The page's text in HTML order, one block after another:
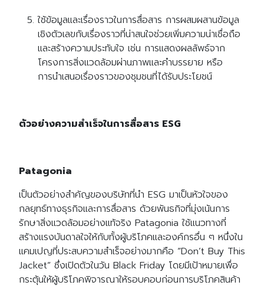
ใช้ข้อมูลและเรื่องราวในการสื่อสาร การผสมผสานข้อมูล
เชิงตัวเลขกับเรื่องราวที่น่าสนใจช่วยเพิ่มความน่าเชื่อถือ
และสร้างความประทับใจ เช่น การแสดงผลลัพธ์จาก
โครงการสิ่งแวดล้อมผ่านภาพและคำบรรยาย หรือ
การนำเสนอเรื่องราวของชุมชนที่ได้รับประโยชน์
ตัวอย่างความสำเร็จในการสื่อสาร ESG
Patagonia
เป็นตัวอย่างสำคัญของบริษัทที่นำ ESG มาเป็นหัวใจของ
กลยุทธ์ทางธุรกิจและการสื่อสาร ด้วยพันธกิจที่มุ่งเน้นการ
รักษาสิ่งแวดล้อมอย่างแท้จริง Patagonia ใช้แนวทางที่
สร้างแรงบันดาลใจให้กับทั้งผู้บริโภคและองค์กรอื่น ๆ หนึ่งใน
แคมเปญที่ประสบความสำเร็จอย่างมากคือ “Don’t Buy This
Jacket” ซึ่งเปิดตัวในวัน Black Friday โดยมีเป้าหมายเพื่อ
กระตุ้นให้ผู้บริโภคพิจารณาให้รอบคอบก่อนการบริโภคสินค้า